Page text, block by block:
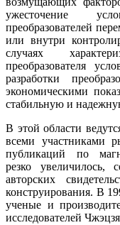
ужесточение
преобразователей
или внутри
случаях
преобразователя
разработки
экономическими
стабильную и
В этой области
всеми участниками
публикаций по
резко увеличилось,
авторских
конструирования. В
ученые и
исследователей